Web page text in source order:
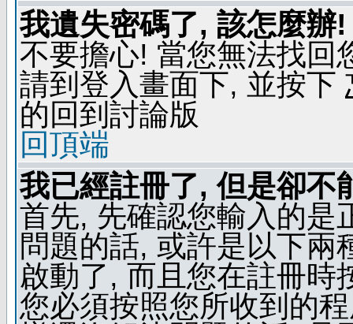
我遺失密碼了, 該怎麼辦!
不要擔心! 當您無法找回
請到登入畫面下, 並按下
的回到討論版
回頂端
我已經註冊了, 但是卻不
首先, 先確認您輸入的是
問題的話, 或許是以下兩
啟動了, 而且您在註冊時
您必須按照您所收到的